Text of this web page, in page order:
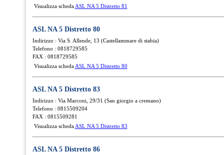
Visualizza scheda ASL NA 5 Distretto 81
ASL NA 5 Distretto 80
Indirizzo : Via S. Allende, 13 (Castellammare di stabia)
Telefono : 0818729585
FAX : 0818729585
Visualizza scheda ASL NA 5 Distretto 80
ASL NA 5 Distretto 83
Indirizzo : Via Marconi, 29/31 (San giorgio a cremano)
Telefono : 0815509204
FAX : 0815509281
Visualizza scheda ASL NA 5 Distretto 83
ASL NA 5 Distretto 86